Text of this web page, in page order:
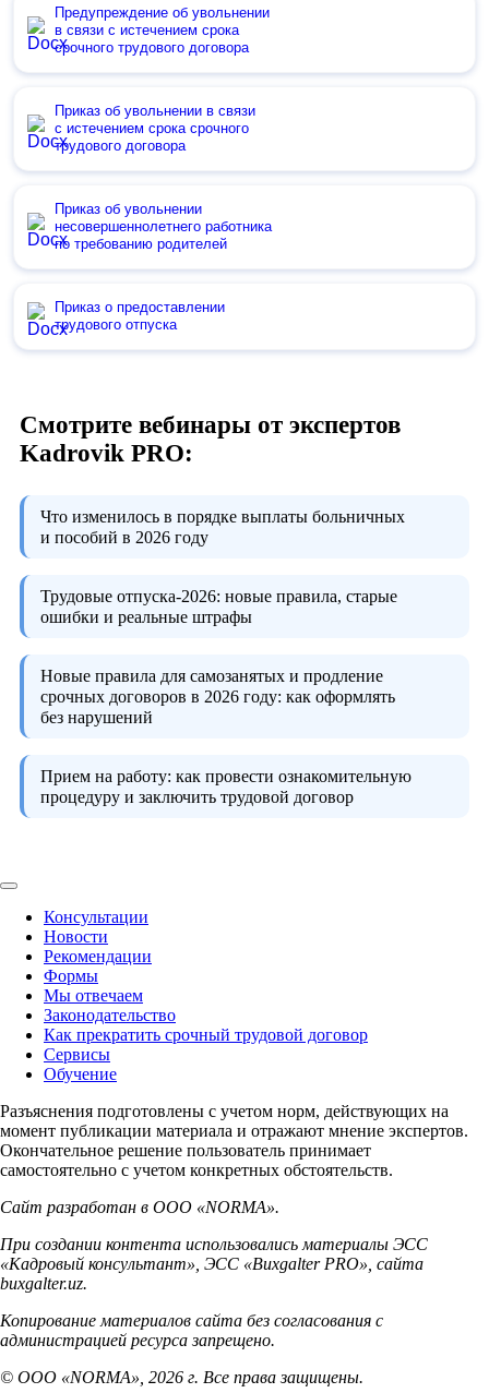
Предупреждение об увольнении
в связи с истечением срока
срочного трудового договора
Приказ об увольнении в связи
с истечением срока срочного
трудового договора
Приказ об увольнении
несовершеннолетнего работника
по требованию родителей
Приказ о предоставлении
трудового отпуска
Смотрите вебинары от экспертов
Kadrovik PRO:
Что изменилось в порядке выплаты больничных
и пособий в 2026 году
Трудовые отпуска-2026: новые правила, старые
ошибки и реальные штрафы
Новые правила для самозанятых и продление
срочных договоров в 2026 году: как оформлять
без нарушений
Прием на работу: как провести ознакомительную
процедуру и заключить трудовой договор
Консультации
Новости
Рекомендации
Формы
Мы отвечаем
Законодательство
Как прекратить срочный трудовой договор
Сервисы
Обучение
Разъяснения подготовлены с учетом норм, действующих на
момент публикации материала и отражают мнение экспертов.
Окончательное решение пользователь принимает
самостоятельно с учетом конкретных обстоятельств.
Сайт разработан в ООО «NORMA».
При создании контента использовались материалы ЭСС
«Кадровый консультант», ЭСС «Buxgalter PRO», сайта
buxgalter.uz.
Копирование материалов сайта без согласования с
администрацией ресурса запрещено.
© ООО «NORMA», 2026 г. Все права защищены.